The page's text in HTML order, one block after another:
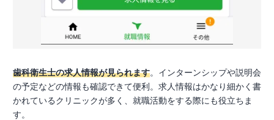
歯科衛生士の求人情報が見られます。インターンシップや説明会
の予定などの情報も確認できて便利。求人情報はかなり細かく書
かれているクリニックが多く、就職活動をする際にも役立ちま
す。